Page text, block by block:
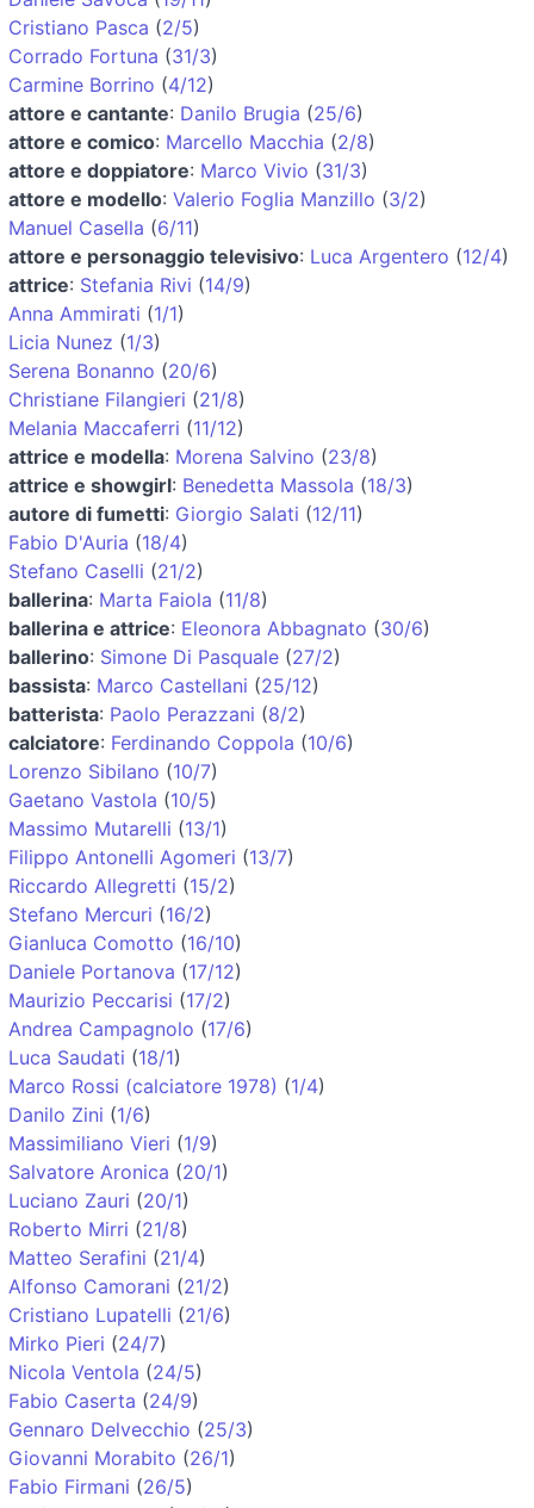
Cristiano Pasca (2/5)
Corrado Fortuna (31/3)
Carmine Borrino (4/12)
attore e cantante: Danilo Brugia (25/6)
attore e comico: Marcello Macchia (2/8)
attore e doppiatore: Marco Vivio (31/3)
attore e modello: Valerio Foglia Manzillo (3/2)
Manuel Casella (6/11)
attore e personaggio televisivo: Luca Argentero (12/4)
attrice: Stefania Rivi (14/9)
Anna Ammirati (1/1)
Licia Nunez (1/3)
Serena Bonanno (20/6)
Christiane Filangieri (21/8)
Melania Maccaferri (11/12)
attrice e modella: Morena Salvino (23/8)
attrice e showgirl: Benedetta Massola (18/3)
autore di fumetti: Giorgio Salati (12/11)
Fabio D'Auria (18/4)
Stefano Caselli (21/2)
ballerina: Marta Faiola (11/8)
ballerina e attrice: Eleonora Abbagnato (30/6)
ballerino: Simone Di Pasquale (27/2)
bassista: Marco Castellani (25/12)
batterista: Paolo Perazzani (8/2)
calciatore: Ferdinando Coppola (10/6)
Lorenzo Sibilano (10/7)
Gaetano Vastola (10/5)
Massimo Mutarelli (13/1)
Filippo Antonelli Agomeri (13/7)
Riccardo Allegretti (15/2)
Stefano Mercuri (16/2)
Gianluca Comotto (16/10)
Daniele Portanova (17/12)
Maurizio Peccarisi (17/2)
Andrea Campagnolo (17/6)
Luca Saudati (18/1)
Marco Rossi (calciatore 1978) (1/4)
Danilo Zini (1/6)
Massimiliano Vieri (1/9)
Salvatore Aronica (20/1)
Luciano Zauri (20/1)
Roberto Mirri (21/8)
Matteo Serafini (21/4)
Alfonso Camorani (21/2)
Cristiano Lupatelli (21/6)
Mirko Pieri (24/7)
Nicola Ventola (24/5)
Fabio Caserta (24/9)
Gennaro Delvecchio (25/3)
Giovanni Morabito (26/1)
Fabio Firmani (26/5)